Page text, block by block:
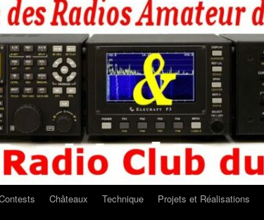
Châteaux Technique Projets et Réalisations